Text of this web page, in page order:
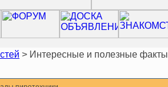
> Интересные и полезные факты